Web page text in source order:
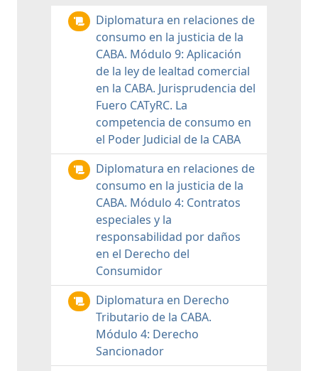
Diplomatura en relaciones de
consumo en la justicia de la
CABA. Módulo 9: Aplicación
de la ley de lealtad comercial
en la CABA. Jurisprudencia del
Fuero CATyRC. La
competencia de consumo en
el Poder Judicial de la CABA
Diplomatura en relaciones de
consumo en la justicia de la
CABA. Módulo 4: Contratos
especiales y la
responsabilidad por daños
en el Derecho del
Consumidor
Diplomatura en Derecho
Tributario de la CABA.
Módulo 4: Derecho
Sancionador